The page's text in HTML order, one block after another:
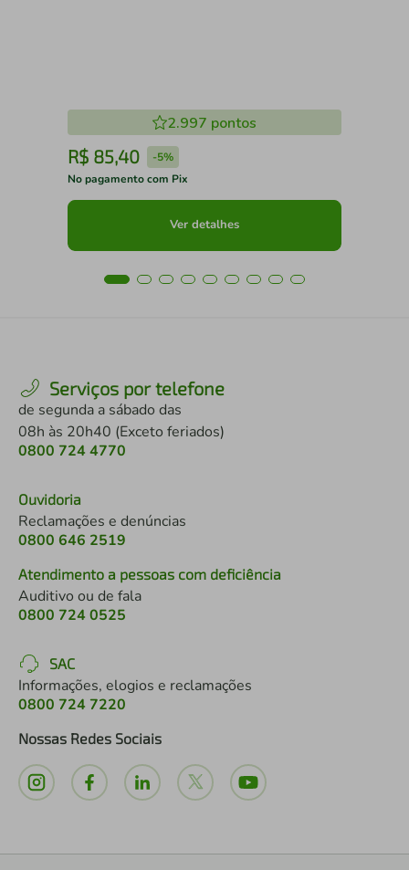
2.997 pontos
R$ 85,40 -5%
No pagamento com Pix
Ver detalhes
Serviços por telefone
de segunda a sábado das
08h às 20h40 (Exceto feriados)
0800 724 4770
Ouvidoria
Reclamações e denúncias
0800 646 2519
Atendimento a pessoas com deficiência
Auditivo ou de fala
0800 724 0525
SAC
Informações, elogios e reclamações
0800 724 7220
Nossas Redes Sociais